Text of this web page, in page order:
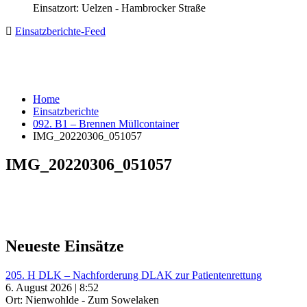
Einsatzort: Uelzen - Hambrocker Straße
Einsatzberichte-Feed
Home
Einsatzberichte
092. B1 – Brennen Müllcontainer
IMG_20220306_051057
IMG_20220306_051057
Neueste Einsätze
205. H DLK – Nachforderung DLAK zur Patientenrettung
6. August 2026 | 8:52
Ort: Nienwohlde - Zum Sowelaken